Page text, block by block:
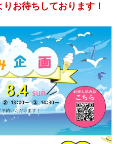
お待ちしております！